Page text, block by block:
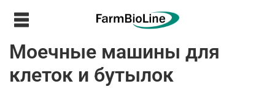
Моечные машины для
клеток и бутылок